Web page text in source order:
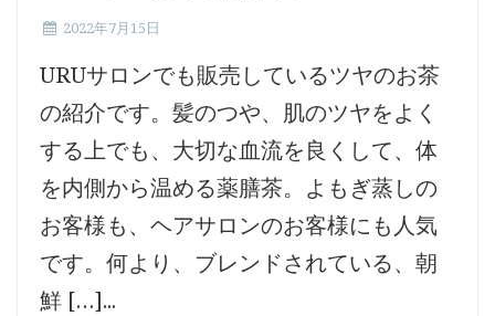
2022年7月15日
URUサロンでも販売しているツヤのお茶
の紹介です。髪のつや、肌のツヤをよく
する上でも、大切な血流を良くして、体
を内側から温める薬膳茶。よもぎ蒸しの
お客様も、ヘアサロンのお客様にも人気
です。何より、ブレンドされている、朝
鮮 […]...